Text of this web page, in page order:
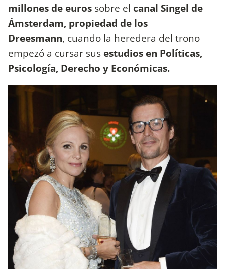
millones de euros sobre el canal Singel de
Ámsterdam, propiedad de los
Dreesmann, cuando la heredera del trono
empezó a cursar sus estudios en Políticas,
Psicología, Derecho y Económicas.